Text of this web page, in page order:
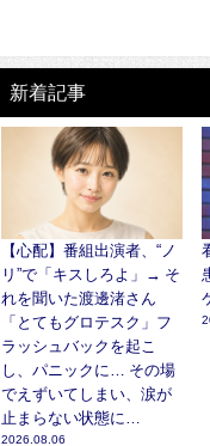
新着記事
【心配】番組出演者、“ノ
リ”で「キスしろよ」→ そ
れを聞いた渡邊渚さん
「とてもグロテスク」フ
ラッシュバックを起こ
し、パニックに… その場
でえずいてしまい、涙が
止まらない状態に…
2026.08.06